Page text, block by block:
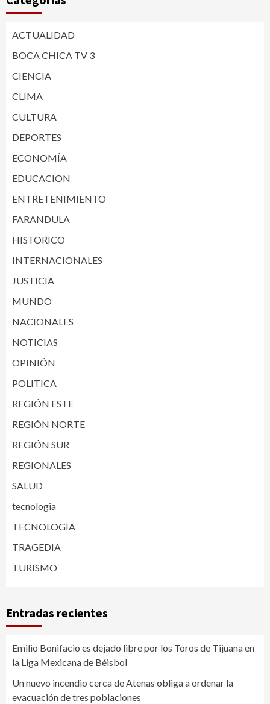
ACTUALIDAD
BOCA CHICA TV 3
CIENCIA
CLIMA
CULTURA
DEPORTES
ECONOMÍA
EDUCACION
ENTRETENIMIENTO
FARANDULA
HISTORICO
INTERNACIONALES
JUSTICIA
MUNDO
NACIONALES
NOTICIAS
OPINIÓN
POLITICA
REGIÓN ESTE
REGIÓN NORTE
REGIÓN SUR
REGIONALES
SALUD
tecnologia
TECNOLOGIA
TRAGEDIA
TURISMO
Entradas recientes
Emilio Bonifacio es dejado libre por los Toros de Tijuana en
la Liga Mexicana de Béisbol
Un nuevo incendio cerca de Atenas obliga a ordenar la
evacuación de tres poblaciones